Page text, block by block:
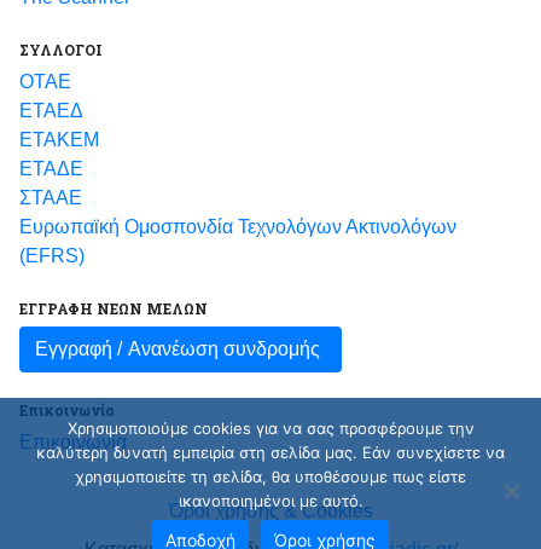
ΣΥΛΛΟΓΟΙ
ΟΤΑΕ
ΕΤΑΕΔ
ΕΤΑΚΕΜ
ΕΤΑΔΕ
ΣΤΑΑΕ
Ευρωπαϊκή Ομοσπονδία Τεχνολόγων Ακτινολόγων
(EFRS)
ΕΓΓΡΑΦΗ ΝΕΩΝ ΜΕΛΩΝ
Εγγραφή / Ανανέωση συνδρομής
Επικοινωνία
Επικοινωνία
Όροι χρήσης & Cookies
Χρησιμοποιούμε cookies για να σας προσφέρουμε την
καλύτερη δυνατή εμπειρία στη σελίδα μας. Εάν συνεχίσετε να
χρησιμοποιείτε τη σελίδα, θα υποθέσουμε πως είστε
ικανοποιημένοι με αυτό.
Αποδοχή Όροι χρήσης